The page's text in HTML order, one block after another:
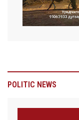
POLITIC NEWS